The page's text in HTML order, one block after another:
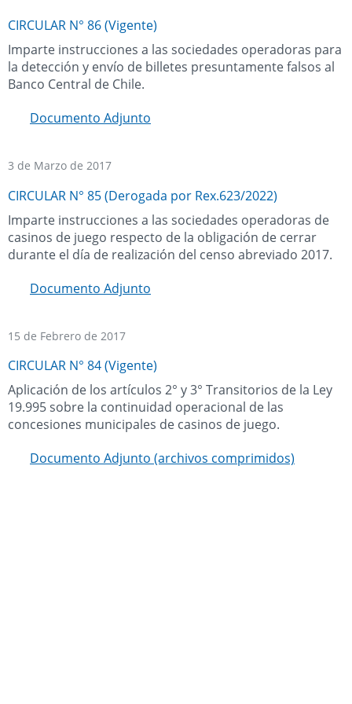
CIRCULAR N° 86 (Vigente)
Imparte instrucciones a las sociedades operadoras para
la detección y envío de billetes presuntamente falsos al
Banco Central de Chile.
Documento Adjunto
3 de Marzo de 2017
CIRCULAR N° 85 (Derogada por Rex.623/2022)
Imparte instrucciones a las sociedades operadoras de
casinos de juego respecto de la obligación de cerrar
durante el día de realización del censo abreviado 2017.
Documento Adjunto
15 de Febrero de 2017
CIRCULAR N° 84 (Vigente)
Aplicación de los artículos 2° y 3° Transitorios de la Ley
19.995 sobre la continuidad operacional de las
concesiones municipales de casinos de juego.
Documento Adjunto (archivos comprimidos)